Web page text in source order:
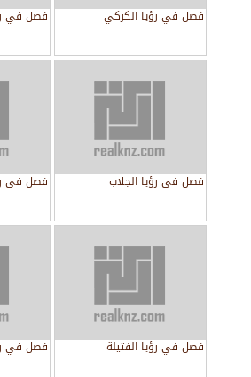
فصل في رؤيا الكركي فصل في
فصل في رؤيا الجلاب فصل في
فصل في رؤيا الفتيلة فصل في